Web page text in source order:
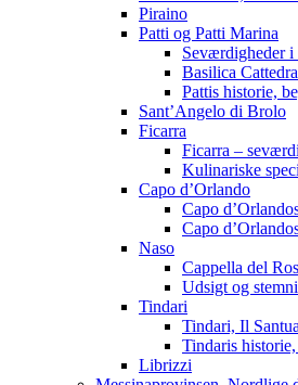
Piraino
Patti og Patti Marina
Seværdigheder i
Basilica
Pattis historie,
Sant’Angelo di Brolo
Ficarra
Ficarra –
Kulinariske
Capo d’Orlando
Capo
Capo
Naso
Cappella del
Udsigt og
Tindari
Tindari, Il
Tindaris
Librizzi